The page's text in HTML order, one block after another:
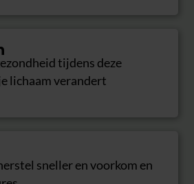
tijdens deze
lichaam verandert
sneller en voorkom en